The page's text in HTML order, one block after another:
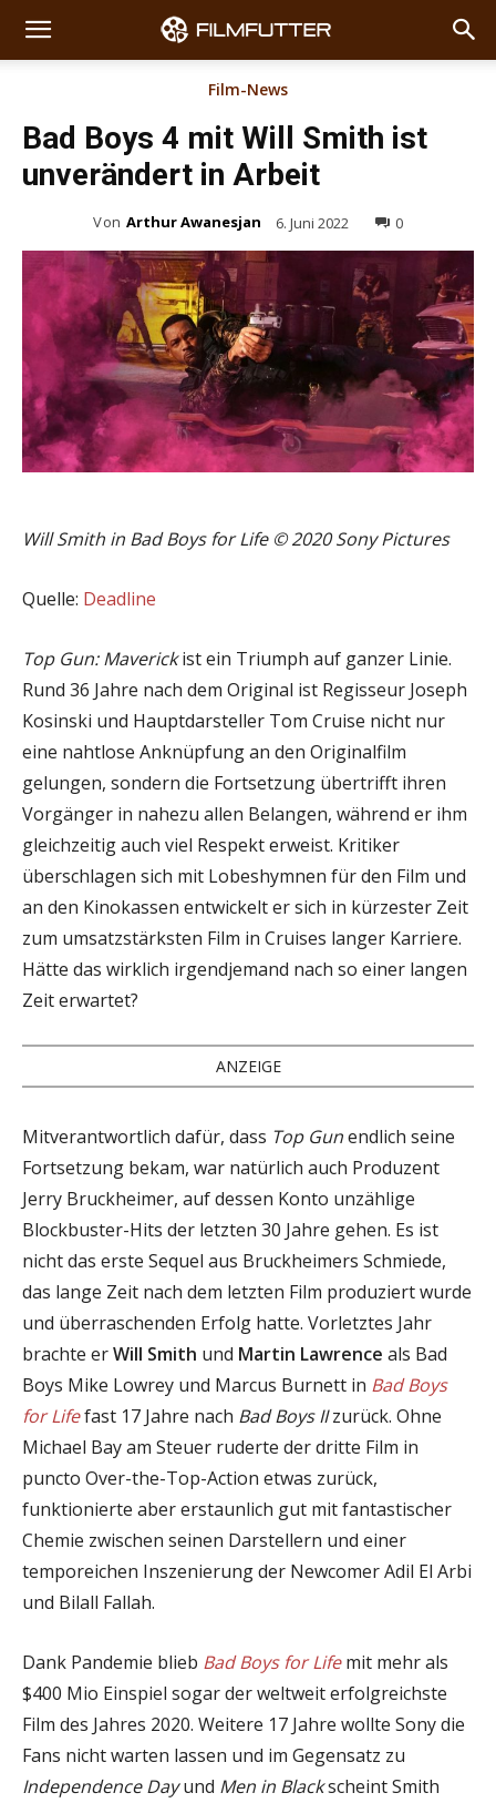
Film-News
Bad Boys 4 mit Will Smith ist
unverändert in Arbeit
Von Arthur Awanesjan 6. Juni 2022 0
Will Smith in Bad Boys for Life © 2020 Sony Pictures
Quelle: Deadline
Top Gun: Maverickist ein Triumph auf ganzer Linie.
Rund 36 Jahre nach dem Original ist Regisseur Joseph
Kosinski und Hauptdarsteller Tom Cruise nicht nur
eine nahtlose Anknüpfung an den Originalfilm
gelungen, sondern die Fortsetzung übertrifft ihren
Vorgänger in nahezu allen Belangen, während er ihm
gleichzeitig auch viel Respekt erweist. Kritiker
überschlagen sich mit Lobeshymnen für den Film und
an den Kinokassen entwickelt er sich in kürzester Zeit
zum umsatzstärksten Film in Cruises langer Karriere.
Hätte das wirklich irgendjemand nach so einer langen
Zeit erwartet?
ANZEIGE
Mitverantwortlich dafür, dass Top Gunendlich seine
Fortsetzung bekam, war natürlich auch Produzent
Jerry Bruckheimer, auf dessen Konto unzählige
Blockbuster-Hits der letzten 30 Jahre gehen. Es ist
nicht das erste Sequel aus Bruckheimers Schmiede,
das lange Zeit nach dem letzten Film produziert wurde
und überraschenden Erfolg hatte. Vorletztes Jahr
brachte erWill Smith und Martin Lawrence als Bad
Boys Mike Lowrey und Marcus Burnett in Bad Boys
for Lifefast 17 Jahre nach Bad Boys IIzurück. Ohne
Michael Bay am Steuer ruderte der dritte Film in
puncto Over-the-Top-Action etwas zurück,
funktionierte aber erstaunlich gut mit fantastischer
Chemie zwischen seinen Darstellern und einer
temporeichen Inszenierung der Newcomer Adil El Arbi
und Bilall Fallah.
Dank Pandemie blieb Bad Boys for Lifemit mehr als
$400 Mio Einspiel sogar der weltweit erfolgreichste
Film des Jahres 2020. Weitere 17 Jahre wollte Sony die
Fans nicht warten lassen und im Gegensatz zu
Independence Dayund Men in Blackscheint Smith